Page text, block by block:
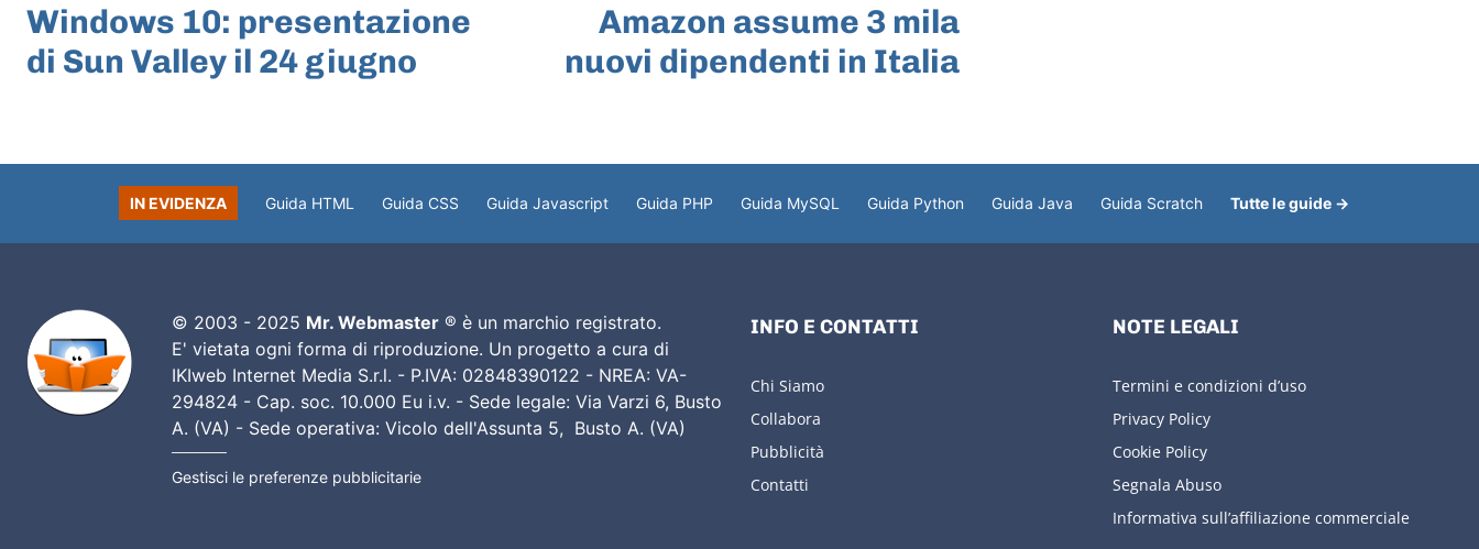
Windows 10: presentazione
di Sun Valley il 24 giugno
Amazon assume 3 mila
nuovi dipendenti in Italia
IN EVIDENZA Guida HTML Guida CSS Guida Javascript Guida PHP Guida MySQL Guida Python Guida Java Guida Scratch Tutte le guide →
© 2003 - 2025 Mr. Webmaster® è un marchio registrato.
E' vietata ogni forma di riproduzione. Un progetto a cura di
IKIweb Internet Media S.r.l. - P.IVA: 02848390122 - NREA: VA-
294824 - Cap. soc. 10.000 Eu i.v. - Sede legale: Via Varzi 6, Busto
A. (VA) - Sede operativa: Vicolo dell'Assunta 5, Busto A. (VA)
Gestisci le preferenze pubblicitarie
INFO E CONTATTI
Chi Siamo
Collabora
Pubblicità
Contatti
NOTE LEGALI
Termini e condizioni d’uso
Privacy Policy
Cookie Policy
Segnala Abuso
Informativa sull’affiliazione commerciale